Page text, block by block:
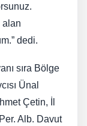
alan
dedi.
sıra Bölge
Ünal
Çetin, İl
Alb. Davut